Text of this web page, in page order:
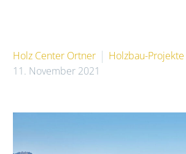
Holz Center Ortner Holzbau-Projekte
11. November 2021